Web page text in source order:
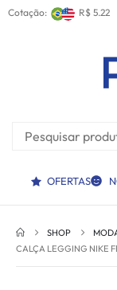
Cotação: R$ 5.22
OFERTAS
SHOP
CALÇA LEGGING NIKE